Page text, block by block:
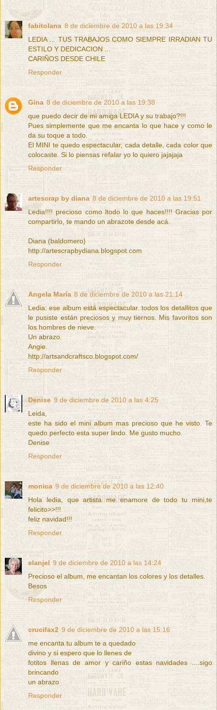
fabitolana 8 de diciembre de 2010 a las 19:34
LEDIA ... TUS TRABAJOS COMO SIEMPRE IRRADIAN TU
ESTILO Y DEDICACION ...
CARIÑOS DESDE CHILE
Responder
Gina 8 de diciembre de 2010 a las 19:38
que puedo decir de mi amiga LEDIA y su trabajo?!!!
Pues simplemente que me encanta lo que hace y como le
da su toque a todo.
El MINI te quedo espectacular, cada detalle, cada color que
colocaste. Si lo piensas refalar yo lo quiero jajajaja
Responder
artescrap by diana 8 de diciembre de 2010 a las 19:51
Ledia!!!! precioso como ltodo lo que haces!!!! Gracias por
compartirlo, te mando un abrazote desde acá.
Diana (baldomero)
http://artescrapbydiana.blogspot.com
Responder
Angela María 8 de diciembre de 2010 a las 21:14
Ledia: ese album está espectacular. todos los detallitos que
le pusiste están preciosos y muy tiernos. Mis favoritos son
los hombres de nieve.
Un abrazo.
Angie.
http://artsandcraftsco.blogspot.com/
Responder
Denise 9 de diciembre de 2010 a las 4:25
Leida,
este ha sido el mini album mas precioso que he visto. Te
quedo perfecto esta super lindo. Me gusto mucho.
Denise
Responder
monica 9 de diciembre de 2010 a las 12:40
Hola ledia, que artista me enamore de todo tu mini,te
felicito>>!!!
feliz navidad!!!
Responder
elanjel 9 de diciembre de 2010 a las 14:24
Precioso el album, me encantan los colores y los detalles.
Besos
Responder
crucifax2 9 de diciembre de 2010 a las 15:16
me encanta tu album te a quedado
divino y si espero que lo llenes de
fotitos llenas de amor y cariño estas navidades ....sigo
brincando
un abrazo
Responder